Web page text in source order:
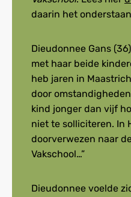
daarin het
Dieudonnee Gans
met haar beide
heb jaren in
door
kind jonger dan vijf
niet te solliciteren. In
doorverwezen naar
Vakschool…”
Dieudonnee voelde